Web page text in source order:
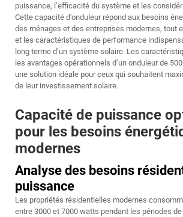
puissance, l’efficacité du système et les
Cette capacité d’onduleur répond aux besoins
des ménages et des entreprises modernes, tout
et les caractéristiques de performance
long terme d’un système solaire. Les
les avantages opérationnels d’un onduleur de
une solution idéale pour ceux qui souhaitent
de leur investissement solaire.
Capacité de puissance
pour les besoins
modernes
Analyse des besoins
puissance
Les propriétés résidentielles modernes
entre 3000 et 7000 watts pendant les périodes